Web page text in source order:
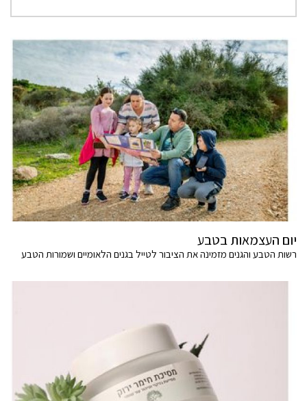
יום העצמאות בטבע
רשות הטבע והגנים מזמינה את הציבור לטייל בגנים הלאומיים ושמורות הטבע